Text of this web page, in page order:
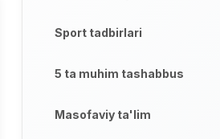
Sport tadbirlari
5 ta muhim tashabbus
Masofaviy ta'lim